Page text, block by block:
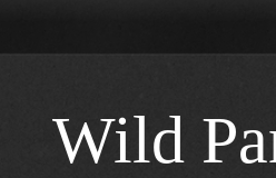
Wild